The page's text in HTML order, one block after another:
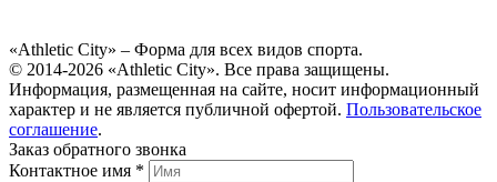
«Athletic City» – Форма для всех видов спорта.
© 2014-2026 «Athletic City». Все права защищены.
Информация, размещенная на сайте, носит информационный
характер и не является публичной офертой. Пользовательское
соглашение.
Заказ обратного звонка
Контактное имя *